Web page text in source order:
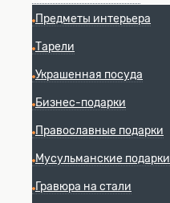
Предметы интерьера
Тарели
Украшенная посуда
Бизнес-подарки
Православные подарки
Мусульманские подарки
Гравюра на стали